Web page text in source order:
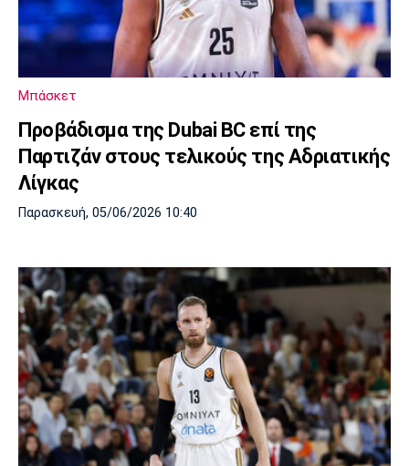
Μπάσκετ
Προβάδισμα της Dubai BC επί της
Παρτιζάν στους τελικούς της Αδριατικής
Λίγκας
Παρασκευή, 05/06/2026 10:40